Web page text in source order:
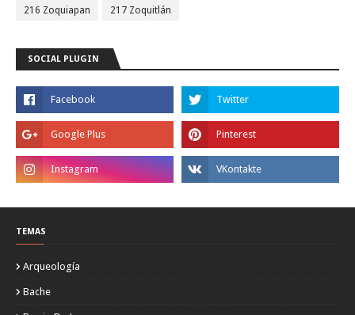
216 Zoquiapan 217 Zoquitlán
SOCIAL PLUGIN
TEMAS
Arqueología
Bache